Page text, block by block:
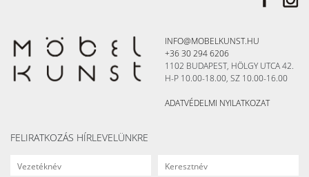
INFO@MOBELKUNST.HU
+36 30 294 6206
1102 BUDAPEST, HÖLGY UTCA 42.
H-P 10.00-18.00, SZ 10.00-16.00
ADATVÉDELMI NYILATKOZAT
FELIRATKOZÁS HÍRLEVELÜNKRE